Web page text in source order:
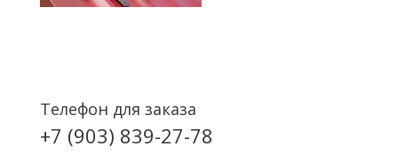
Телефон для заказа
+7 (903) 839-27-78